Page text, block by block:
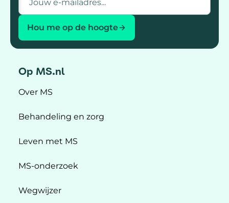
Hou me op de hoogte
Op MS.nl
Over MS
Behandeling en zorg
Leven met MS
MS-onderzoek
Wegwijzer